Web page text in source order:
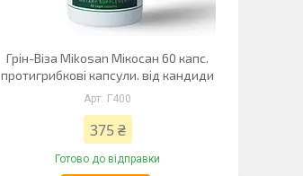
Грін-Віза Mikosan Мікосан 60 капс.
протигрибкові капсули. від кандиди
Г400
375 ₴
Готово до відправки